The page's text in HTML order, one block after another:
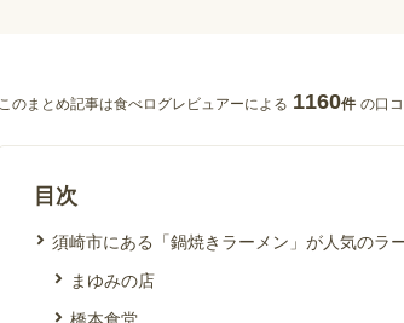
このまとめ記事は食べログレビュアーによる 1160件 の口
目次
須崎市にある「鍋焼きラーメン」が人気のラ
まゆみの店
橋本食堂